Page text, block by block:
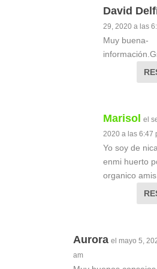
David
29, 2020 a las
Muy buena-
Marisol el
2020 a las 6:47
Yo soy de
enmi huerto
organico
Aurora el mayo 5,
am